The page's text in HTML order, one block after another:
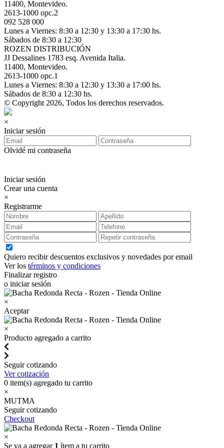
11400, Montevideo.
2613-1000 opc.2
092 528 000
Lunes a Viernes: 8:30 a 12:30 y 13:30 a 17:30 hs.
Sábados de 8:30 a 12:30
ROZEN DISTRIBUCIÓN
JJ Dessalines 1783 esq. Avenida Italia.
11400, Montevideo.
2613-1000 opc.1
Lunes a Viernes: 8:30 a 12:30 y 13:30 a 17:00 hs.
Sábados de 8:30 a 12:30 hs.
© Copyright 2026, Todos los derechos reservados.
×
Iniciar sesión
Olvidé mi contraseña
Iniciar sesión
Crear una cuenta
×
Registrarme
Quiero recibir descuentos exclusivos y novedades por email
Ver los términos y condiciones
Finalizar registro
o iniciar sesión
×
Aceptar
×
Producto agregado a carrito
Seguir cotizando
Ver cotización
0 item(s) agregado tu carrito
×
MUTMA
Seguir cotizando
Checkout
×
Se va a agregar 1 ítem a tu carrito